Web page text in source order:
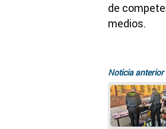
de
medios.
Noticia anterior